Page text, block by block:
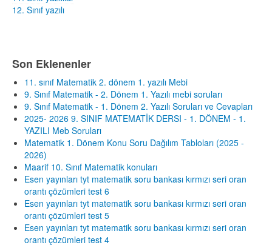
12. Sınıf yazılı
Son Eklenenler
11. sınıf Matematik 2. dönem 1. yazılı Mebi
9. Sınıf Matematik - 2. Dönem 1. Yazılı mebi soruları
9. Sınıf Matematik - 1. Dönem 2. Yazılı Soruları ve Cevapları
2025- 2026 9. SINIF MATEMATİK DERSI - 1. DÖNEM - 1.
YAZILI Meb Soruları
Matematik 1. Dönem Konu Soru Dağılım Tabloları (2025 -
2026)
Maarif 10. Sınıf Matematik konuları
Esen yayınları tyt matematik soru bankası kırmızı seri oran
orantı çözümleri test 6
Esen yayınları tyt matematik soru bankası kırmızı seri oran
orantı çözümleri test 5
Esen yayınları tyt matematik soru bankası kırmızı seri oran
orantı çözümleri test 4